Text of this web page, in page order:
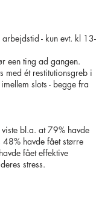
- kun evt. kl 13-
een ting ad gangen.
ét restitutionsgreb i
slots - begge fra
bl.a. at 79% havde
havde fået større
fået effektive
stress.